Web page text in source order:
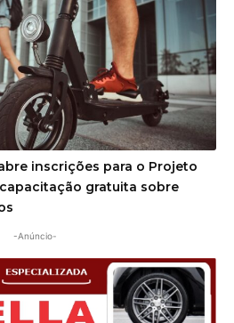
inscrições para o Projeto
gratuita sobre
-Anúncio-